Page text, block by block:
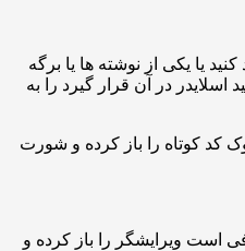
از نوشته ها یا برگه
آن قرار گیرد را به
را باز کرده و شورت
را باز کرده و